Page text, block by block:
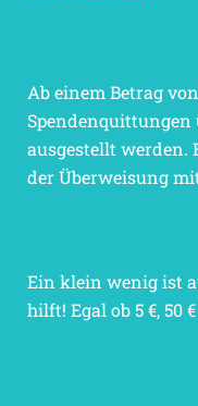
Ab einem Betrag
Spendenquittungen
ausgestellt werden.
der Überweisung
Ein klein wenig ist
hilft! Egal ob 5 €, 50